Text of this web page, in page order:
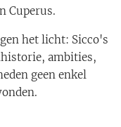
Cuperus.
het licht: Sicco's
ambities,
geen enkel